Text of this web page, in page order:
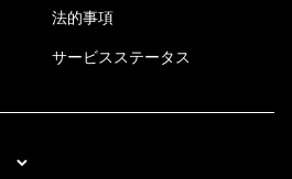
法的事項
サービスステータス